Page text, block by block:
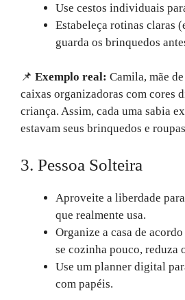
Use cestos individuais
Estabeleça rotinas claras
guarda os brinquedos
📌 Exemplo real: Camila, mãe
caixas organizadoras com cores
criança. Assim, cada uma sabia
estavam seus brinquedos e
3. Pessoa Solteira
Aproveite a liberdade
que realmente usa.
Organize a casa de
se cozinha pouco, reduza
Use um planner digital
com papéis.